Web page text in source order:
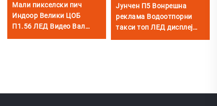
Мали пикселски пич
Индоор Велики ЦОБ
П1.56 ЛЕД Видео Вал
Јунчен П5 Вонрешна
реклама Водоотпорни
такси топ ЛЕД дисплеј